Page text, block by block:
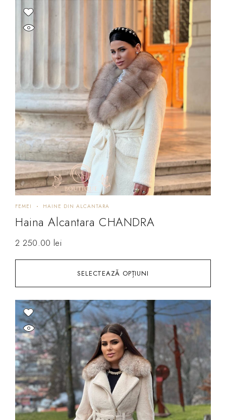
SELECTEAZĂ OPȚIUNI
FEMEI HAINE DIN ALCANTARA
Haina Alcantara CHANDRA
2 250.00 lei